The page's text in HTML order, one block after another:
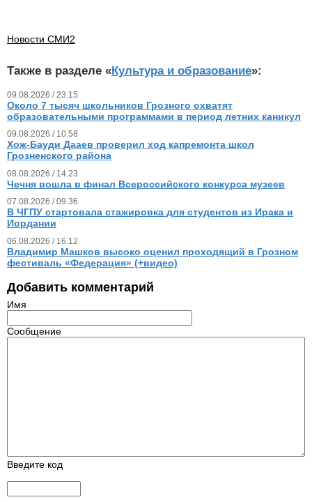
Новости СМИ2
Также в разделе «Культура и образование»:
09.08.2026 / 23.15
Около 7 тысяч школьников Грозного охватят
образовательными программами в период летних каникул
09.08.2026 / 10.58
Хож-Бауди Дааев проверил ход капремонта школ
Грозненского района
08.08.2026 / 14.23
Чечня вошла в финал Всероссийского конкурса музеев
07.08.2026 / 09.36
В ЧГПУ стартовала стажировка для студентов из Ирака и
Иордании
06.08.2026 / 16.12
Владимир Машков высоко оценил проходящий в Грозном
фестиваль «Федерация» (+видео)
Добавить комментарий
Имя
Сообщение
Введите код